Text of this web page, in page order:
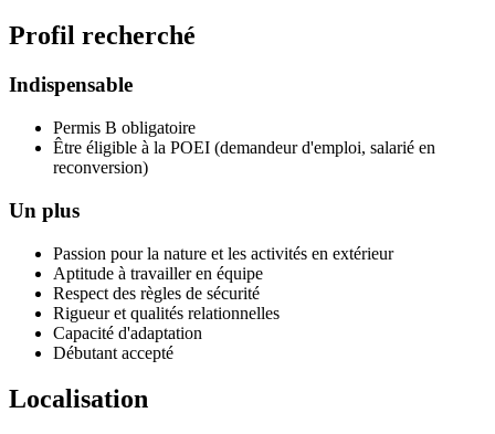
Profil recherché
Indispensable
Permis B obligatoire
Être éligible à la POEI (demandeur d'emploi, salarié en
reconversion)
Un plus
Passion pour la nature et les activités en extérieur
Aptitude à travailler en équipe
Respect des règles de sécurité
Rigueur et qualités relationnelles
Capacité d'adaptation
Débutant accepté
Localisation